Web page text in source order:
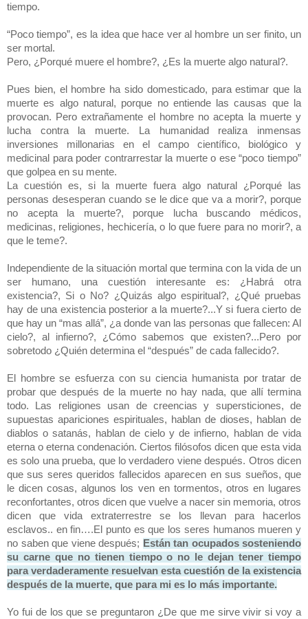
tiempo.
“Poco tiempo”, es la idea que hace ver al hombre un ser finito, un
ser mortal.
Pero, ¿Porqué muere el hombre?, ¿Es la muerte algo natural?.
Pues bien, el hombre ha sido domesticado, para estimar que la
muerte es algo natural, porque no entiende las causas que la
provocan. Pero extrañamente el hombre no acepta la muerte y
lucha contra la muerte. La humanidad realiza inmensas
inversiones millonarias en el campo científico, biológico y
medicinal para poder contrarrestar la muerte o ese “poco tiempo”
que golpea en su mente.
La cuestión es, si la muerte fuera algo natural ¿Porqué las
personas desesperan cuando se le dice que va a morir?, porque
no acepta la muerte?, porque lucha buscando médicos,
medicinas, religiones, hechicería, o lo que fuere para no morir?, a
que le teme?.
Independiente de la situación mortal que termina con la vida de un
ser humano, una cuestión interesante es: ¿Habrá otra
existencia?, Si o No? ¿Quizás algo espiritual?, ¿Qué pruebas
hay de una existencia posterior a la muerte?...Y si fuera cierto de
que hay un “mas allá”, ¿a donde van las personas que fallecen: Al
cielo?, al infierno?, ¿Cómo sabemos que existen?...Pero por
sobretodo ¿Quién determina el “después” de cada fallecido?.
El hombre se esfuerza con su ciencia humanista por tratar de
probar que después de la muerte no hay nada, que allí termina
todo. Las religiones usan de creencias y supersticiones, de
supuestas apariciones espirituales, hablan de dioses, hablan de
diablos o satanás, hablan de cielo y de infierno, hablan de vida
eterna o eterna condenación. Ciertos filósofos dicen que esta vida
es solo una prueba, que lo verdadero viene después. Otros dicen
que sus seres queridos fallecidos aparecen en sus sueños, que
le dicen cosas, algunos los ven en tormentos, otros en lugares
reconfortantes, otros dicen que vuelve a nacer sin memoria, otros
dicen que vida extraterrestre se los llevan para hacerlos
esclavos.. en fin….El punto es que los seres humanos mueren y
no saben que viene después; Están tan ocupados sosteniendo
su carne que no tienen tiempo o no le dejan tener tiempo
para verdaderamente resuelvan esta cuestión de la existencia
después de la muerte, que para mi es lo más importante.
Yo fui de los que se preguntaron ¿De que me sirve vivir si voy a